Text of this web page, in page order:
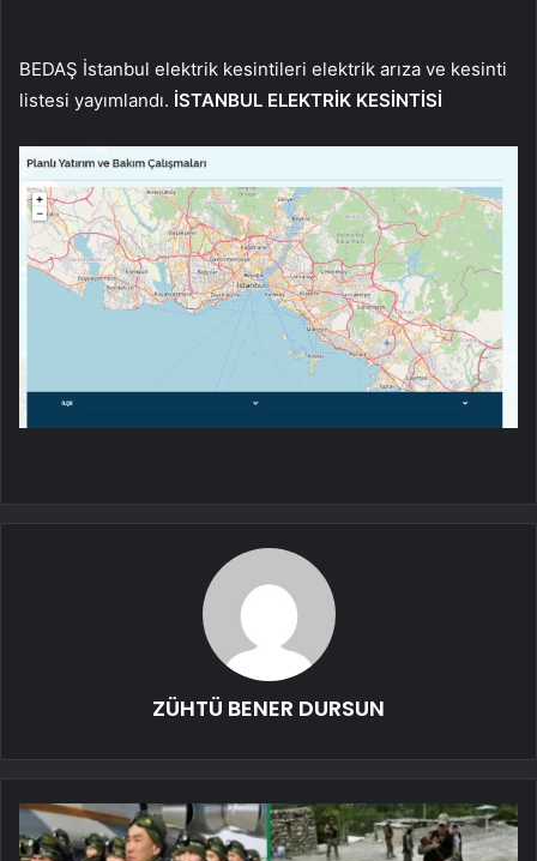
BEDAŞ İstanbul elektrik kesintileri elektrik arıza ve kesinti
listesi yayımlandı. İSTANBUL ELEKTRİK KESİNTİSİ
ZÜHTÜ BENER DURSUN